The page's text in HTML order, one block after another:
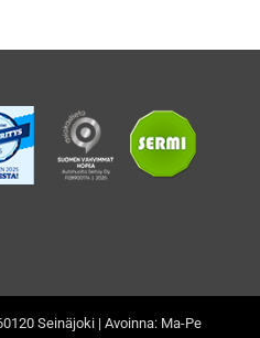
Seinäjoki | Avoinna: Ma-Pe